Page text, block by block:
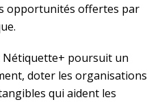
opportunités offertes par
Nétiquette+ poursuit un
doter les organisations
qui aident les